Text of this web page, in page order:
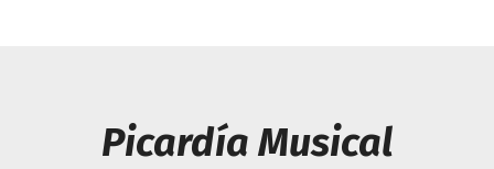
Picardía Musical